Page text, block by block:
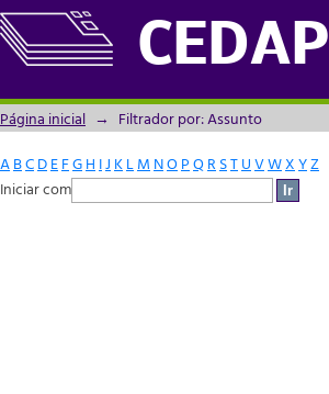
CEDAP
Filtrador por: Assunto
Página inicial → Filtrador por: Assunto
ABCDEFGH IJ KLM NOPQRSTUVWXYZ
Iniciar com